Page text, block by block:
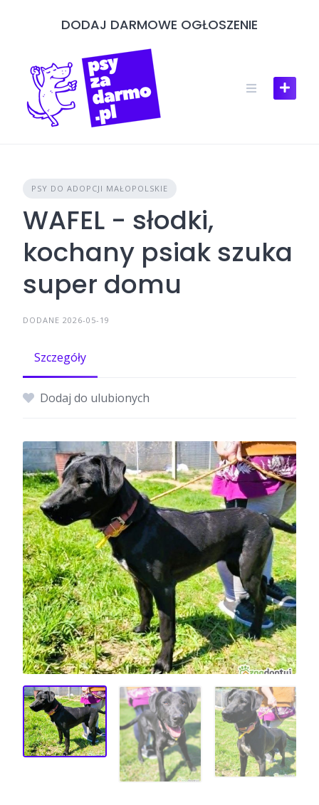
DODAJ DARMOWE OGŁOSZENIE
PSY DO ADOPCJI MAŁOPOLSKIE
WAFEL - słodki,
kochany psiak szuka
super domu
DODANE 2026-05-19
Szczegóły
Dodaj do ulubionych